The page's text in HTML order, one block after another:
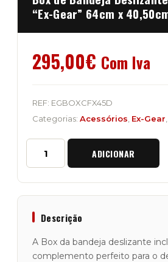
“Ex-Gear” 64cm x
295,00€ Com Iva
REF: EGBOXCFX45D
Categorias: Acessórios Ex-Gear
Quantidade
Box
Inclinável
"Ex-
Gear"
64cm
ADICIONAR
Descrição
A Box da bandeja deslizante
complemento perfeito para o